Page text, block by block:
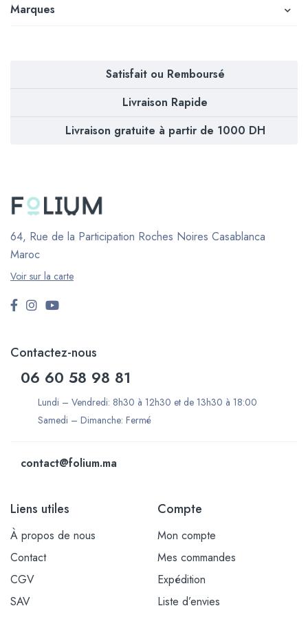
Marques
Satisfait ou Remboursé
Livraison Rapide
Livraison gratuite à partir de 1000 DH
64, Rue de la Participation Roches Noires Casablanca
Maroc
Voir sur la carte
Contactez-nous
06 60 58 98 81
Lundi – Vendredi: 8h30 à 12h30 et de 13h30 à 18:00
Samedi – Dimanche: Fermé
contact@folium.ma
Liens utiles
À propos de nous
Contact
CGV
SAV
Compte
Mon compte
Mes commandes
Expédition
Liste d’envies